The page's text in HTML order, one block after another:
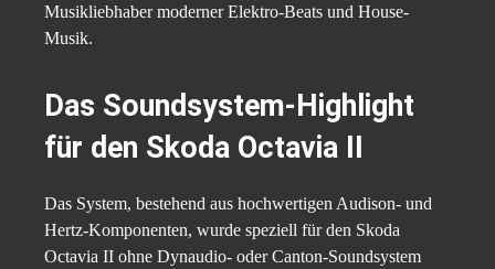
Musikliebhaber moderner Elektro-Beats und House-
Musik.
Das Soundsystem-Highlight
für den Skoda Octavia II
Das System, bestehend aus hochwertigen Audison- und
Hertz-Komponenten, wurde speziell für den Skoda
Octavia II ohne Dynaudio- oder Canton-Soundsystem